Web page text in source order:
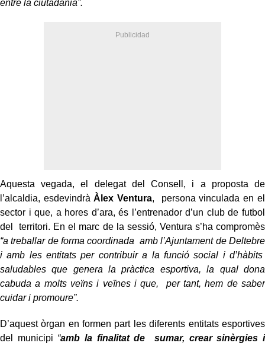
entre la ciutadania”.
Aquesta vegada, el delegat del Consell, i a proposta de
l’alcaldia, esdevindrà Àlex Ventura, persona vinculada en el
sector i que, a hores d’ara, és l’entrenador d’un club de futbol
del territori. En el marc de la sessió, Ventura s’ha compromès
“a treballar de forma coordinada amb l’Ajuntament de Deltebre
i amb les entitats per contribuir a la funció social i d’hàbits
saludables que genera la pràctica esportiva, la qual dona
cabuda a molts veïns i veïnes i que, per tant, hem de saber
cuidar i promoure”.
D’aquest òrgan en formen part les diferents entitats esportives
del municipi “amb la finalitat de sumar, crear sinèrgies i